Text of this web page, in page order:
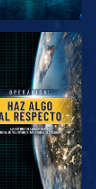
VE